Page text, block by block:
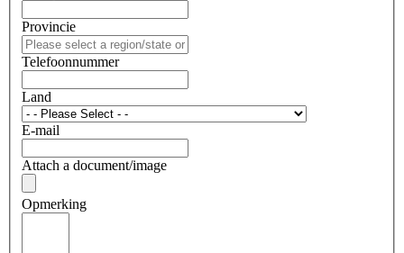
Provincie
Telefoonnummer
Land
E-mail
Attach a document/image
Opmerking